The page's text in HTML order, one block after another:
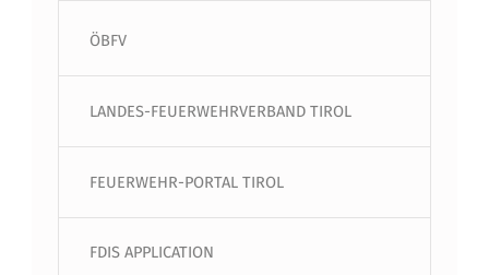
ÖBFV
LANDES-FEUERWEHRVERBAND TIROL
FEUERWEHR-PORTAL TIROL
FDIS APPLICATION